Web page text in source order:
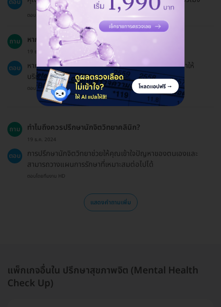
ตอบโดยทีมงาน HD
ถาม หากเข้ารับบริการสายจะมีผลต่อเวลาการปรึกษาไหม?
19 ธ.ค. 2024
ตอบ
หากเข้ารับบริการสายเกิน 15 นาที คลินิกอาจต้องลดเวลาให้
บริการ
ตอบโดยทีมงาน HD
ถาม ทำไมถึงควรปรึกษานักจิตวิทยาคลินิก?
19 ธ.ค. 2024
ตอบ
การปรึกษานักจิตวิทยาช่วยให้คุณเข้าใจปัญหาของตนเองและ
สามารถวางแผนการรักษาที่เหมาะสมต่อไปได้
ตอบโดยทีมงาน HD
แสดงคำถามเพิ่ม
แพ็กเกจอื่นใน ปรึกษาสุขภาพจิต (Mental Health
Check Up)